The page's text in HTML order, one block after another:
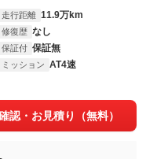
走行距離 11.9万km
修復歴 なし
保証付 保証無
ミッション AT4速
認・お見積り（無料）